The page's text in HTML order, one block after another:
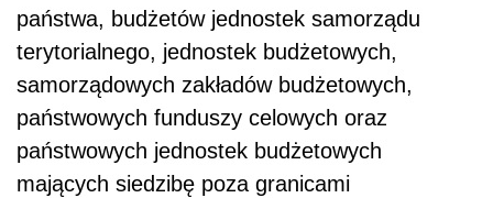
państwa, budżetów jednostek samorządu
terytorialnego, jednostek budżetowych,
samorządowych zakładów budżetowych,
państwowych funduszy celowych oraz
państwowych jednostek budżetowych
mających siedzibę poza granicami